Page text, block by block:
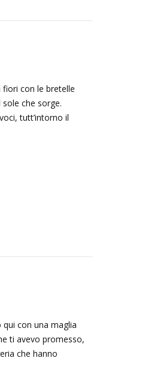
fiori con le bretelle
che sorge.
tutt’intorno il
con una maglia
ti avevo promesso,
che hanno